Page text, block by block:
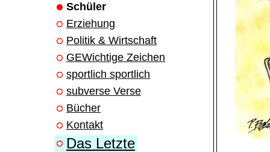
Schüler
Erziehung
Politik & Wirtschaft
GEWichtige Zeichen
sportlich sportlich
subverse Verse
Bücher
Kontakt
Das Letzte